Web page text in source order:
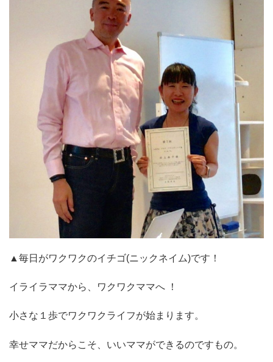
▲毎日がワクワクのイチゴ(ニックネイム)です！
イライラママから、ワクワクママへ ！
小さな１歩でワクワクライフが始まります。
幸せママだからこそ、いいママができるのですもの。